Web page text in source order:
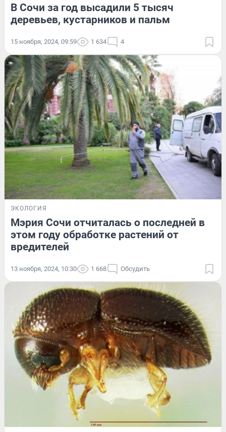
В Сочи за год высадили 5 тысяч
деревьев, кустарников и пальм
15 ноября, 2024, 09:59 1 634 4
ЭКОЛОГИЯ
Мэрия Сочи отчиталась о последней в
этом году обработке растений от
вредителей
13 ноября, 2024, 10:30 1 668 Обсудить